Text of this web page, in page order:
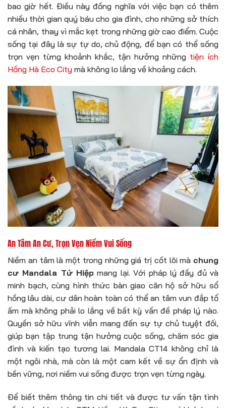
bao giờ hết. Điều này đồng nghĩa với việc bạn có thêm
nhiều thời gian quý báu cho gia đình, cho những sở thích
cá nhân, thay vì mắc kẹt trong những giờ cao điểm. Cuộc
sống tại đây là sự tự do, chủ động, để bạn có thể sống
trọn vẹn từng khoảnh khắc, tận hưởng những tiện ích
Hồng Hà Eco City mà không lo lắng về khoảng cách.
An Tâm An Cư, Trọn Vẹn Niềm Vui Sống
Niềm an tâm là một trong những giá trị cốt lõi mà chung
cư Mandala Tứ Hiệp mang lại. Với pháp lý đầy đủ và
minh bạch, cùng hình thức bàn giao căn hộ sở hữu sổ
hồng lâu dài, cư dân hoàn toàn có thể an tâm vun đắp tổ
ấm mà không phải lo lắng về bất kỳ vấn đề pháp lý nào.
Quyền sở hữu vĩnh viễn mang đến sự tự chủ tuyệt đối,
giúp bạn tập trung tận hưởng cuộc sống, chăm sóc gia
đình và kiến tạo tương lai. Mandala CT14 không chỉ là
một ngôi nhà, mà còn là một cam kết về sự ổn định và
bền vững, nơi niềm vui sống được trọn vẹn từng ngày.
Để biết thêm thông tin chi tiết và được tư vấn tận tình